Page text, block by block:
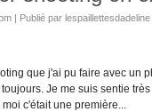
| Publié par lespaillettesdadeline
que j'ai pu faire avec un
Je me suis sentie
c'était une première...